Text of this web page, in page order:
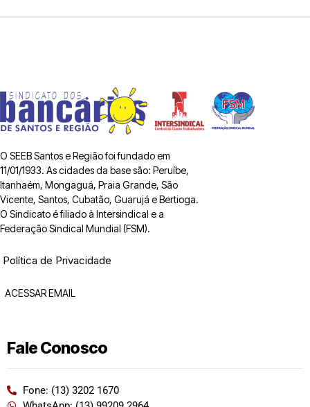
O SEEB Santos e Região foi fundado em
11/01/1933. As cidades da base são: Peruíbe,
Itanhaém, Mongaguá, Praia Grande, São
Vicente, Santos, Cubatão, Guarujá e Bertioga.
O Sindicato é filiado à Intersindical e a
Federação Sindical Mundial (FSM).
Política de Privacidade
ACESSAR EMAIL
Fale Conosco
Fone: (13) 3202 1670